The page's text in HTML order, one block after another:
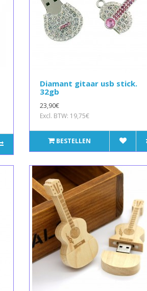
Diamant gitaar usb stick.
32gb
23,90€
Excl. BTW: 19,75€
BESTELLEN